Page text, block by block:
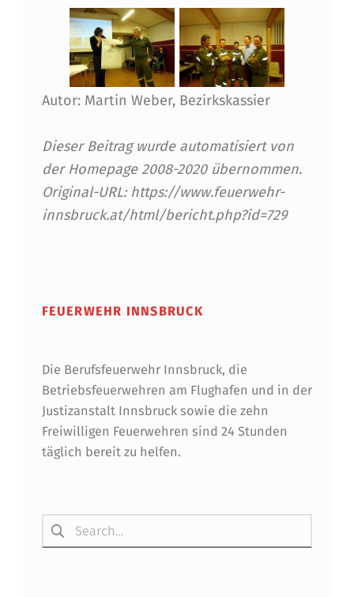
Autor: Martin Weber, Bezirkskassier
Dieser Beitrag wurde automatisiert von
der Homepage 2008-2020 übernommen.
Original-URL: https://www.feuerwehr-
innsbruck.at/html/bericht.php?id=729
FEUERWEHR INNSBRUCK
Die Berufsfeuerwehr Innsbruck, die
Betriebsfeuerwehren am Flughafen und in der
Justizanstalt Innsbruck sowie die zehn
Freiwilligen Feuerwehren sind 24 Stunden
täglich bereit zu helfen.
Suchen nach: